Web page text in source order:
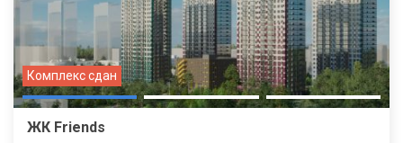
Комплекс сдан
ЖК Friends